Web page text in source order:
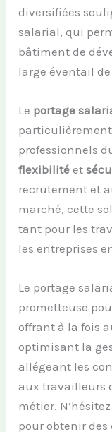
diversifiées
salarial, qui
bâtiment de
large éventail
Le portage
professionnels
flexibilité et
recrutement et
marché, cette
tant pour les
les entreprises
Le portage
prometteuse
offrant à la fois
optimisant la
allégeant les
aux travailleurs
métier.
pour obtenir des